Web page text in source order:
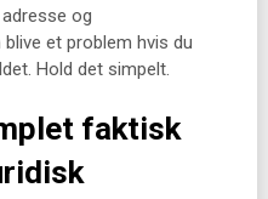
og
et problem hvis du
Hold det simpelt.
faktisk